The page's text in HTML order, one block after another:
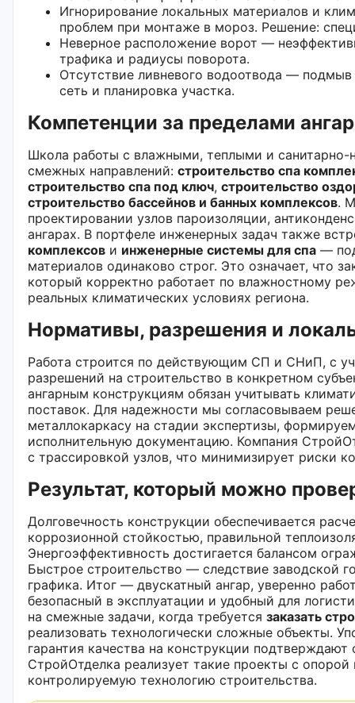
Игнорирование локальных материалов и
проблем при монтаже в мороз. Решение:
Неверное расположение ворот —
трафика и радиусы поворота.
Отсутствие ливневого водоотвода —
сеть и планировка участка.
Компетенции за пределами
Школа работы с влажными, теплыми и
смежных направлений: строительство спа
строительство спа под ключ, строительство
строительство бассейнов и банных комплексов.
проектировании узлов пароизоляции,
ангарах. В портфеле инженерных задач также
комплексов и инженерные системы для спа —
материалов одинаково строг. Это означает, что
который корректно работает по влажностному
реальных климатических условиях региона.
Нормативы, разрешения и
Работа строится по действующим СП и СНиП, с
разрешений на строительство в конкретном
ангарным конструкциям обязан учитывать
поставок. Для надежности мы согласовываем
металлокаркасу на стадии экспертизы,
исполнительную документацию. Компания
с трассировкой узлов, что минимизирует риски
Результат, который можно
Долговечность конструкции обеспечивается
коррозионной стойкостью, правильной
Энергоэффективность достигается балансом
Быстрое строительство — следствие заводской
графика. Итог — двускатный ангар, уверенно
безопасный в эксплуатации и удобный для
на смежные задачи, когда требуется заказать
реализовать технологически сложные объекты.
гарантия качества на конструкции подтверждают
СтройОтделка реализует такие проекты с
контролируемую технологию строительства.